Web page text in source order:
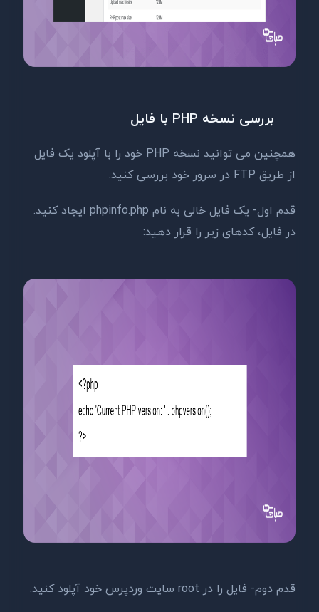
بررسی نسخه PHP با فایل
همچنین می توانید نسخه PHP خود را با آپلود یک فایل
از طریق FTP در سرور خود بررسی کنید.
قدم اول- یک فایل خالی به نام phpinfo.php ایجاد کنید.
در فایل، کدهای زیر را قرار دهید:
قدم دوم- فایل را در root سایت وردپرس خود آپلود کنید.